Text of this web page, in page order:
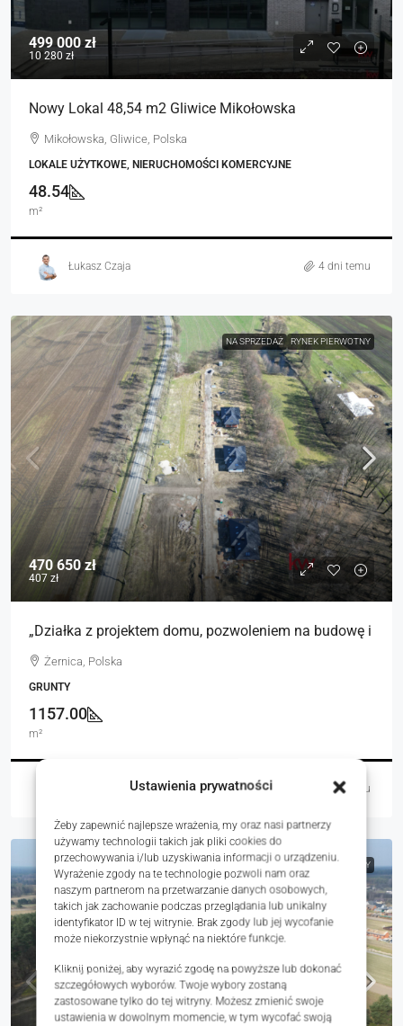
Ustawienia prywatności
Żeby zapewnić najlepsze wrażenia, my oraz nasi partnerzy
używamy technologii takich jak pliki cookies do
przechowywania i/lub uzyskiwania informacji o urządzeniu.
Wyrażenie zgody na te technologie pozwoli nam oraz
naszym partnerom na przetwarzanie danych osobowych,
takich jak zachowanie podczas przeglądania lub unikalny
identyfikator ID w tej witrynie. Brak zgody lub jej wycofanie
może niekorzystnie wpłynąć na niektóre funkcje.
Kliknij poniżej, aby wyrazić zgodę na powyższe lub dokonać
szczegółowych wyborów. Twoje wybory zostaną
zastosowane tylko do tej witryny. Możesz zmienić swoje
ustawienia w dowolnym momencie, w tym wycofać swoją
499 000 zł
10 280 zł
Nowy Lokal 48,54 m2 Gliwice Mikołowska
Mikołowska, Gliwice, Polska
LOKALE UŻYTKOWE, NIERUCHOMOŚCI KOMERCYJNE
48.54
m²
Łukasz Czaja 4 dni temu
NA SPRZEDAŻ RYNEK PIERWOTNY
470 650 zł
407 zł
„Działka z projektem domu, pozwoleniem na budowę i
Żernica, Polska
GRUNTY
1157.00
m²
4 dni temu
NA SPRZEDAŻ RYNEK WTÓRNY